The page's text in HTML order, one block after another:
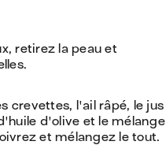
retirez la peau et
crevettes, l'ail râpé, le jus
d'olive et le mélange
et mélangez le tout.